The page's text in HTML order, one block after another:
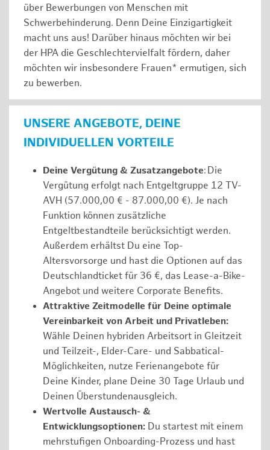
über Bewerbungen von Menschen mit
Schwerbehinderung. Denn Deine Einzigartigkeit
macht uns aus! Darüber hinaus möchten wir bei
der HPA die Geschlechtervielfalt fördern, daher
möchten wir insbesondere Frauen* ermutigen, sich
zu bewerben.
UNSERE ANGEBOTE, DEINE
INDIVIDUELLEN VORTEILE
Deine Vergütung & Zusatzangebote: Die
Vergütung erfolgt nach Entgeltgruppe 12 TV-
AVH (57.000,00 € - 87.000,00 €). Je nach
Funktion können zusätzliche
Entgeltbestandteile berücksichtigt werden.
Außerdem erhältst Du eine Top-
Altersvorsorge und hast die Optionen auf das
Deutschlandticket für 36 €, das Lease-a-Bike-
Angebot und weitere Corporate Benefits.
Attraktive Zeitmodelle für Deine optimale
Vereinbarkeit von Arbeit und Privatleben:
Wähle Deinen hybriden Arbeitsort in Gleitzeit
und Teilzeit-, Elder-Care- und Sabbatical-
Möglichkeiten, nutze Ferienangebote für
Deine Kinder, plane Deine 30 Tage Urlaub und
Deinen Überstundenausgleich.
Wertvolle Austausch- &
Entwicklungsoptionen: Du startest mit einem
mehrstufigen Onboarding-Prozess und hast